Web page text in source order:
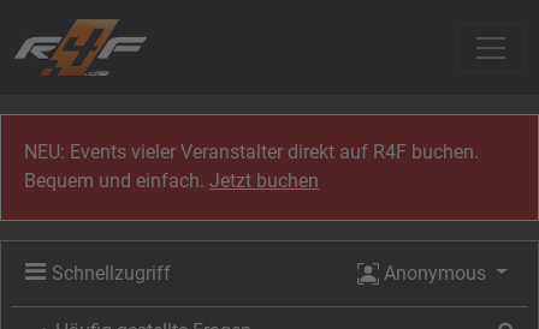
NEU: Events vieler Veranstalter direkt auf R4F buchen.
Bequem und einfach.Jetzt buchen
Schnellzugriff Anonymous